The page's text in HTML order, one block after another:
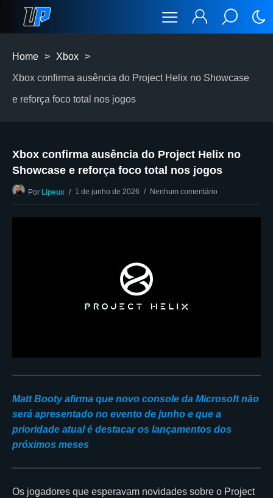
Home > Xbox >
Xbox confirma ausência do Project Helix no Showcase
e reforça foco total nos jogos
Xbox confirma ausência do Project Helix no
Showcase e reforça foco total nos jogos
Por Lipeux 1 de junho de 2026 Nenhum comentário
Matt Booty afirma que novo console da Microsoft não
será apresentado no evento de junho e que a
prioridade atual é destacar os lançamentos dos
próximos meses
Os jogadores que esperavam novidades sobre o Project